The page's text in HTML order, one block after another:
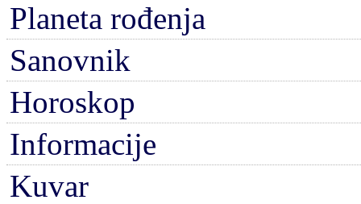
Planeta rođenja
Sanovnik
Horoskop
Informacije
Kuvar